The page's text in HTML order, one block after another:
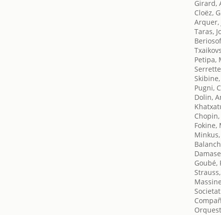
Girard,
Cloëz,
Arquer,
Taras,
Petipa,
Pugni,
Dolin,
Fokine,
Goubé,